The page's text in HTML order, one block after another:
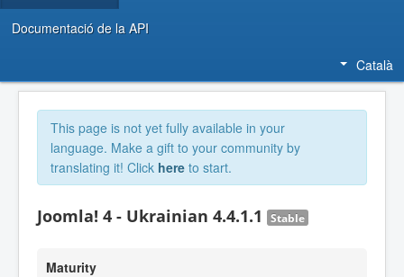
Documentació de la API
Català
This page is not yet fully available in your
language. Make a gift to your community by
translating it! Click here to start.
Joomla! 4 - Ukrainian 4.4.1.1 Stable
Maturity